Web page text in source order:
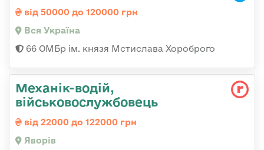
від 50000 до 120000 грн
Вся Україна
66 ОМБр ім. князя Мстислава Хороброго
Механік-водій,
військовослужбовець
від 22000 до 122000 грн
Яворів